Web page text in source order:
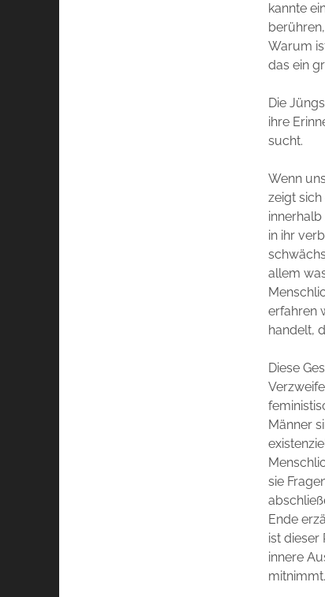
kannte
Warum
das ein
Die
ihre
sucht.
Wenn
zeigt
in ihr
allem
erfahren
handelt,
Diese
Männer
sie
Ende
ist dieser
innere